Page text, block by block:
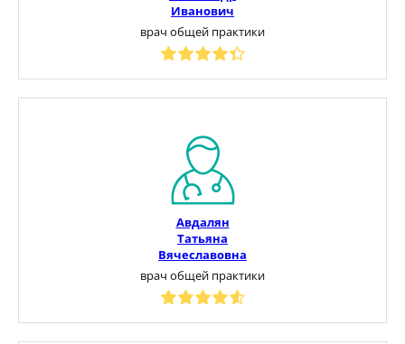
Иванович
врач общей практики
Авдалян
Татьяна
Вячеславовна
врач общей практики